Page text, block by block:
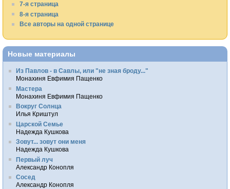
7-я страница
8-я страница
Все авторы на одной странице
Новые материалы
Из Павлов - в Савлы, или "не зная броду..."
Монахиня Евфимия Пащенко
Мастера
Монахиня Евфимия Пащенко
Вокруг Солнца
Илья Криштул
Царской Семье
Надежда Кушкова
Зовут... зовут они меня
Надежда Кушкова
Первый луч
Александр Конопля
Сосед
Александр Конопля